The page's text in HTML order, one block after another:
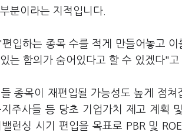
분이라는 지적입니다.
입하는 종목 수를 적게 만들어놓고
는 함의가 숨어있다고 할 수 있겠다"고
종목이 재편입될 가능성도 높게 점쳐
주사들 등 당초 기업가치 제고 계획
런싱 시기 편입을 목표로 PBR 및